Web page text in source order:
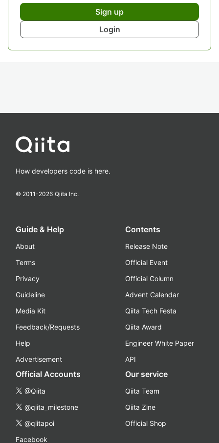
Sign up
Login
How developers code is here.
© 2011-2026 Qiita Inc.
Guide & Help
About
Terms
Privacy
Guideline
Media Kit
Feedback/Requests
Help
Advertisement
Contents
Release Note
Official Event
Official Column
Advent Calendar
Qiita Tech Festa
Qiita Award
Engineer White Paper
API
Official Accounts
@Qiita
@qiita_milestone
@qiitapoi
Facebook
Our service
Qiita Team
Qiita Zine
Official Shop